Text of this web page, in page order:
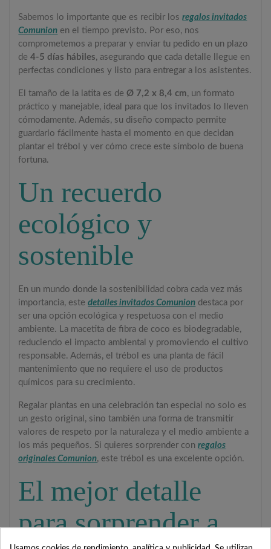
Sabemos lo importante que es recibir losregalos invitados
Comunion en el tiempo previsto. Por eso, nos
comprometemos a preparar y enviar tu pedido en un plazo
de4-5 días hábiles, asegurando que cada detalle llegue en
perfectas condiciones y listo para entregar a los asistentes.
El tamaño de la latita es deØ 7,2 x 8,4 cm, un formato
práctico y manejable, ideal para que los invitados lo lleven
cómodamente. Además, su diseño compacto permite
guardarlo fácilmente hasta el momento en que decidan
plantar el trébol y ver cómo crece este símbolo de buena
fortuna.
Un recuerdo
ecológico y
sostenible
En un mundo donde la sostenibilidad cobra cada vez más
importancia, estedetalles invitados Comunion destaca por
ser una opción ecológica y respetuosa con el medio
ambiente. La macetita de fibra de coco es biodegradable,
reduciendo el impacto ambiental y promoviendo el cultivo
responsable. Además, el trébol es una planta de fácil
mantenimiento que no requiere el uso de productos
químicos para su crecimiento.
Regalar plantas en una celebración tan especial no solo es
un gesto original, sino también una forma de transmitir
valores de respeto por la naturaleza y el medio ambiente a
los más pequeños. Si quieres sorprender conregalos
originales Comunion, este trébol es una excelente opción.
El mejor detalle
para sorprender a